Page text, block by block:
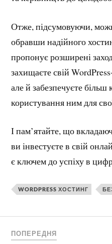
Отже, підсумовуючи,
обравши надійного
пропонує розширені
захищаєте свій
але й забезпечуєте
користування ним для
І пам’ятайте, що
ви інвестуєте в свій
є ключем до успіху в
WORDPRESS ХОСТИНГ
ПОПЕРЕДНЯ